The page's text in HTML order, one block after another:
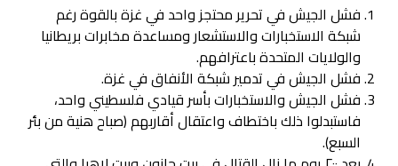
فشل الجيش في تحرير محتجز واحد في غزة بالقوة رغم
شبكة الاستخبارات والاستشعار ومساعدة مخابرات بريطانيا
والولايات المتحدة باعترافهم.
فشل الجيش في تدمير شبكة الأنفاق في غزة.
فشل الجيش والاستخبارات بأسر قيادي فلسطيني واحد،
فاستبدلوا ذلك باختطاف واعتقال أقاربهم (صباح هنية من بئر
السبع).